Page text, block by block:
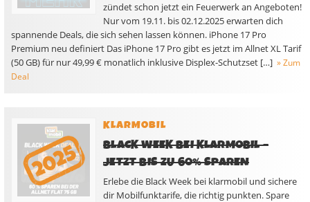
zündet schon jetzt ein Feuerwerk an Angeboten!
Nur vom 19.11. bis 02.12.2025 erwarten dich
spannende Deals, die sich sehen lassen können. iPhone 17 Pro
Premium neu definiert Das iPhone 17 Pro gibt es jetzt im Allnet XL Tarif
(50 GB) für nur 49,99 € monatlich inklusive Displex-Schutzset […] » Zum
Deal
KLARMOBIL
BLACK WEEK BEI KLARMOBIL –
JETZT BIS ZU 60% SPAREN
Erlebe die Black Week bei klarmobil und sichere
dir Mobilfunktarife, die richtig punkten. Spare